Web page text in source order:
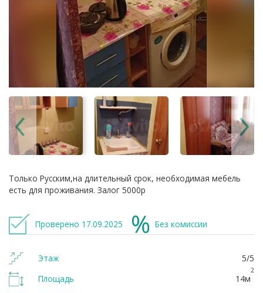
Только Русским,на длительный срок, необходимая мебель
есть для проживания. Залог 5000р
Проверено 17.09.2025 Без комиссии
Этаж
5/5
Площадь
14м
2